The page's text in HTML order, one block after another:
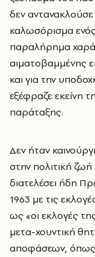
δεν
καλωσόρισμα
παραλήρημα
αιματοβαμμένης
και για την
εξέφραζε εκείνη
παράταξης.
Δεν ήταν
στην πολιτική
διατελέσει ήδη
1963 με τις
ως «οι εκλογές
μετα-χουντική
αποφάσεων, όπως